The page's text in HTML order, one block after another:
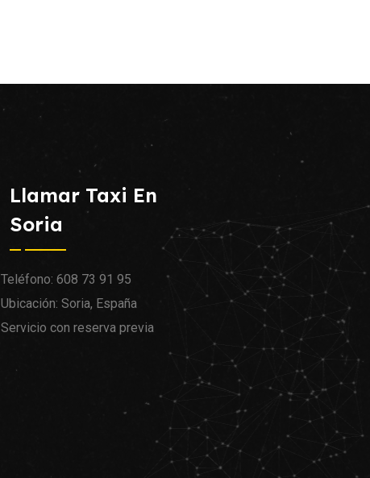
Llamar Taxi En
Soria
Teléfono: 608 73 91 95
Ubicación: Soria, España
Servicio con reserva previa